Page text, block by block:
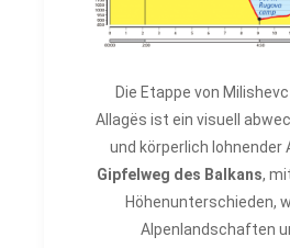
Die Etappe von
Allagës ist ein visuell
und körperlich lohnender
Gipfelweg des Balkans,
Höhenunterschieden,
Alpenlandschaften